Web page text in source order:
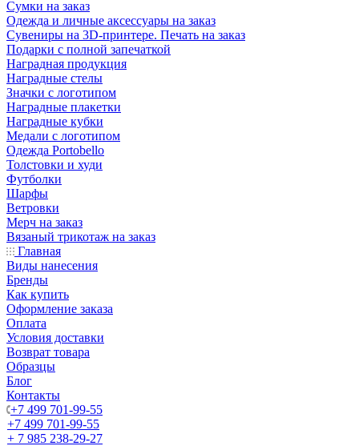
Сумки на заказ
Одежда и личные аксессуары на заказ
Сувениры на 3D-принтере. Печать на заказ
Подарки с полной запечаткой
Наградная продукция
Наградные стелы
Значки с логотипом
Наградные плакетки
Наградные кубки
Медали с логотипом
Одежда Portobello
Толстовки и худи
Футболки
Шарфы
Ветровки
Мерч на заказ
Вязаный трикотаж на заказ
Главная
Виды нанесения
Бренды
Как купить
Оформление заказа
Оплата
Условия доставки
Возврат товара
Образцы
Блог
Контакты
+7 499 701-99-55
+7 499 701-99-55
+ 7 985 238-29-27